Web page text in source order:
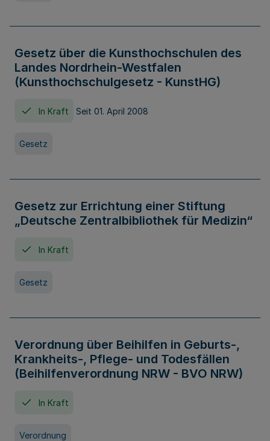
Gesetz über die Kunsthochschulen des
Landes Nordrhein-Westfalen
(Kunsthochschulgesetz - KunstHG)
In Kraft Seit 01. April 2008
Gesetz
Gesetz zur Errichtung einer Stiftung
„Deutsche Zentralbibliothek für Medizin“
In Kraft
Gesetz
Verordnung über Beihilfen in Geburts-,
Krankheits-, Pflege- und Todesfällen
(Beihilfenverordnung NRW - BVO NRW)
In Kraft
Verordnung